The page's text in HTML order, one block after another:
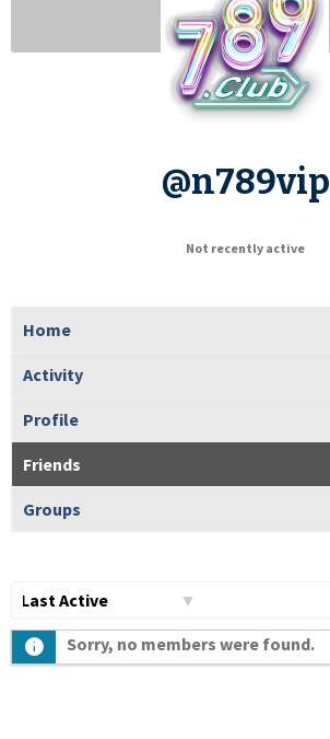
@n789vip
Not recently active
Home
Activity
Profile
Friends
Groups
Sorry, no members were found.